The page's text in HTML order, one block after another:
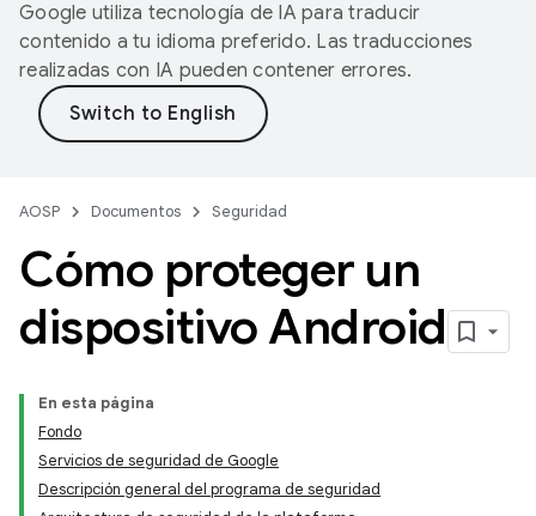
Google utiliza tecnología de IA para traducir
contenido a tu idioma preferido. Las traducciones
realizadas con IA pueden contener errores.
AOSP Documentos Seguridad
Cómo proteger un
dispositivo Android
En esta página
Fondo
Servicios de seguridad de Google
Descripción general del programa de seguridad